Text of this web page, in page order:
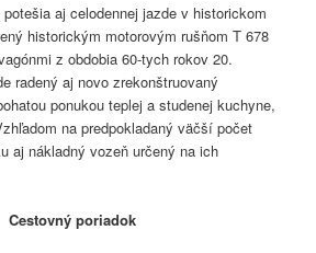
aj celodennej jazde v historickom
historickým motorovým rušňom T 678
z obdobia 60-tych rokov 20.
radený aj novo zrekonštruovaný
ponukou teplej a studenej kuchyne,
na predpokladaný väčší počet
aj nákladný vozeň určený na ich
Cestovný poriadok